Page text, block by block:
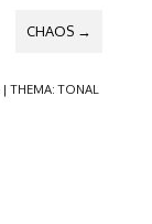
CHAOS →
|THEMA: TONAL